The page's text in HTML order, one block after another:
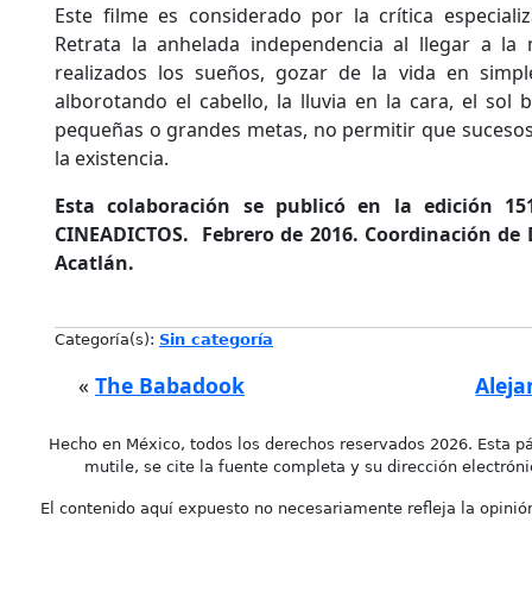
Este filme es considerado por la crítica
Retrata la anhelada independencia al llegar a la
realizados los sueños, gozar de la vida en
alborotando el cabello, la lluvia en la cara, el sol
pequeñas o grandes metas, no permitir que
la existencia.
Esta colaboración se publicó en la edición
CINEADICTOS. Febrero de 2016. Coordinación
Acatlán.
Categoría(s): Sin categoría
« The Babadook
Hecho en México, todos los derechos reservados 2026. Esta
mutile, se cite la fuente completa y su dirección
El contenido aquí expuesto no necesariamente refleja la